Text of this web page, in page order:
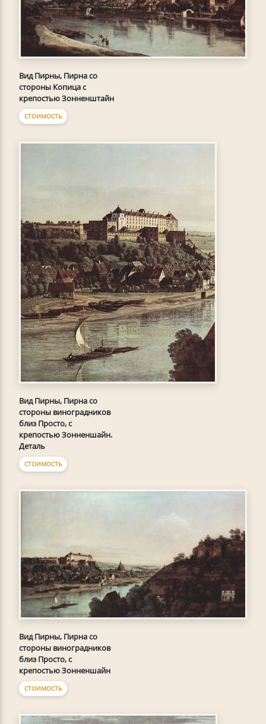
Вид Пирны, Пирна со
стороны Копица с
крепостью Зонненштайн
СТОИМОСТЬ
Вид Пирны, Пирна со
стороны виноградников
близ Просто, с
крепостью Зонненшайн.
Деталь
СТОИМОСТЬ
Вид Пирны, Пирна со
стороны виноградников
близ Просто, с
крепостью Зонненшайн
СТОИМОСТЬ